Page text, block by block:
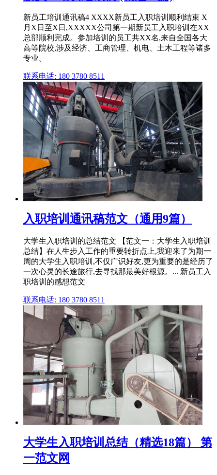
新员工培训通讯稿4 XXXX新员工入职培训顺利结束 X
月X日至X日,XXXXX公司第一期新员工入职培训在XX
总部顺利完成。参加培训的员工共XX名,来自全国各大
高等院校,涉及经济、工商管理、机电、土木工程等诸多
专业。
联系电话: 180 3780 8511
入职培训通讯稿范文（通用9篇）
大学生入职培训的总结范文 【范文一：大学生入职培训
总结】在人生步入工作的重要转折点上,我迎来了为期一
周的大学生入职培训,不仅广识好友,更为重要的是经历了
一次心灵的长途旅行,去寻找那最美好根源。... 新员工入
职培训的感想范文
联系电话: 180 3780 8511
大学生入职培训总结（精选18篇） 第
一范文网